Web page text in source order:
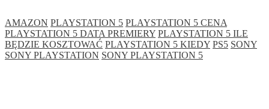
AMAZON PLAYSTATION 5 PLAYSTATION 5 CENA
PLAYSTATION 5 DATA PREMIERY PLAYSTATION 5 ILE
BĘDZIE KOSZTOWAĆ PLAYSTATION 5 KIEDY PS5 SONY
SONY PLAYSTATION SONY PLAYSTATION 5